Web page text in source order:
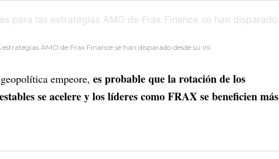
AMO de Frax Finance se han disparado desde su ini
empeore, es probable que la rotación de los
se acelere y los líderes como FRAX se beneficien más